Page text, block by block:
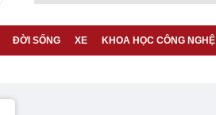
ĐỜI SỐNG XE KHOA HỌC CÔNG NGHỆ